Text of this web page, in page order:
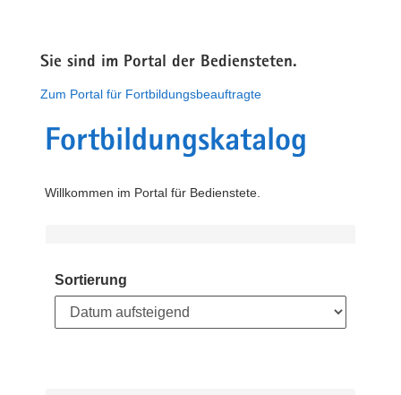
Sie sind im Portal der Bediensteten.
Zum Portal für Fortbildungsbeauftragte
Fortbildungskatalog
Willkommen im Portal für Bedienstete.
Sortierung